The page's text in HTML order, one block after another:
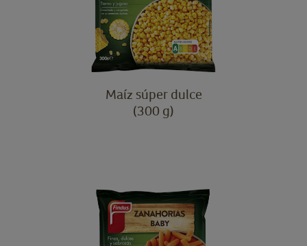
Maíz súper dulce
(300 g)